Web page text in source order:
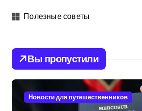
Полезные советы
Вы пропустили
Новости для путешественников